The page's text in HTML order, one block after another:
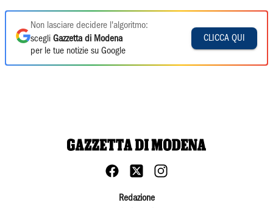
Non lasciare decidere l'algoritmo:
scegli Gazzetta di Modena
per le tue notizie su Google
CLICCA QUI
Redazione